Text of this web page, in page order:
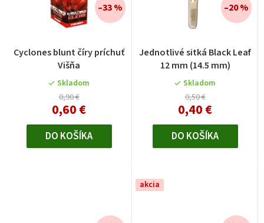
Cyclones blunt číry príchuť
Višňa
Skladom
0,90 €
0,60 €
–33 %
DO KOŠÍKA
Jednotlivé sitká Black Leaf
12 mm (14.5 mm)
hodnotenie
produktu
je
4,0
z
5
hviezdičiek.
Skladom
0,50 €
0,40 €
–20 %
DO KOŠÍKA
akcia